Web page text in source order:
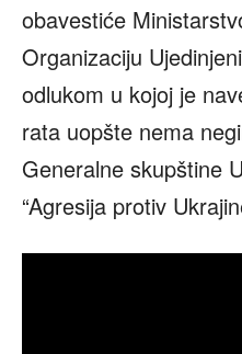
obavestiće
Organizaciju
odlukom u kojoj je
rata uopšte nema
Generalne skupštine
“Agresija protiv